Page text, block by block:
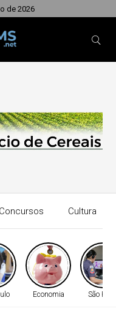
de 2026
Concursos Cultura
Economia São